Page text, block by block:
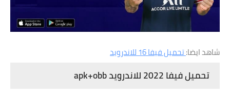
شاهد ايضا:تحميل فيفا 16 للاندرويد
تحميل فيفا 2022 للاندرويد apk+obb